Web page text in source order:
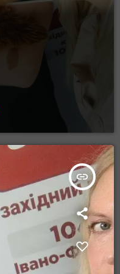
insert_link